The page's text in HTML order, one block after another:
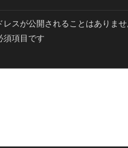
レスが公開されることはありませ
須項目です